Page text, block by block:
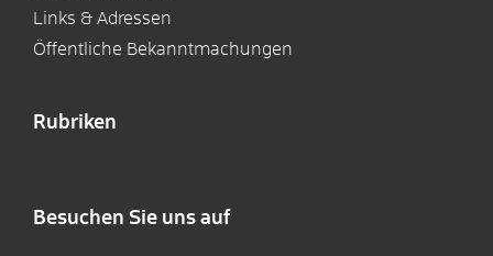
Links & Adressen
Öffentliche Bekanntmachungen
Rubriken
Besuchen Sie uns auf